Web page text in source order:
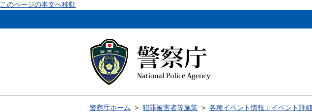
このページの本文へ移動
警察庁ホーム > 犯罪被害者等施策 > 各種イベント情報：イベント詳細